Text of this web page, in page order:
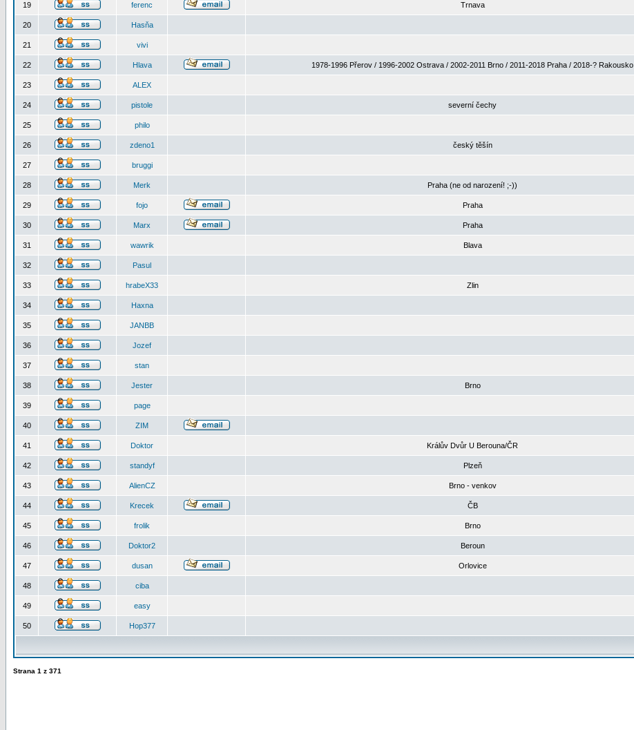
19 ferenc Trnava
20 Hasňa
21 vivi
22 Hlava 1978-1996 Přerov / 1996-2002 Ostrava / 2002-2011 Brno / 2011-2018 Praha / 2018-? Rakousko
23 ALEX
24 pistole severní čechy
25 philo
26 zdeno1 český těšín
27 bruggi
28 Merk Praha (ne od narození! ;-))
29 fojo Praha
30 Marx Praha
31 wawrik Blava
32 Pasul
33 hrabeX33 Zlin
34 Haxna
35 JANBB
36 Jozef
37 stan
38 Jester Brno
39 page
40 ZIM
41 Doktor Králův Dvůr U Berouna/ČR
42 standyf Plzeň
43 AlienCZ Brno - venkov
44 Krecek ČB
45 frolik Brno
46 Doktor2 Beroun
47 dusan Orlovice
48 ciba
49 easy
50 Hop377
Strana 1 z 371